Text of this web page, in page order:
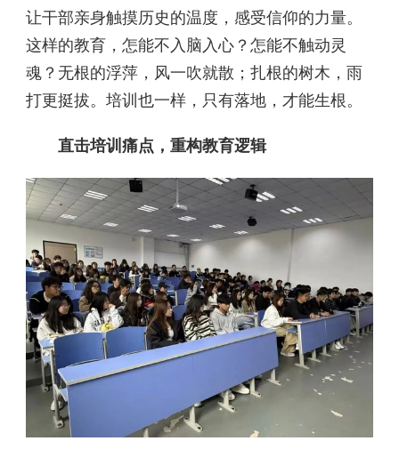
让干部亲身触摸历史的温度，感受信仰的力量。
这样的教育，怎能不入脑入心？怎能不触动灵
魂？无根的浮萍，风一吹就散；扎根的树木，雨
打更挺拔。培训也一样，只有落地，才能生根。
直击培训痛点，重构教育逻辑